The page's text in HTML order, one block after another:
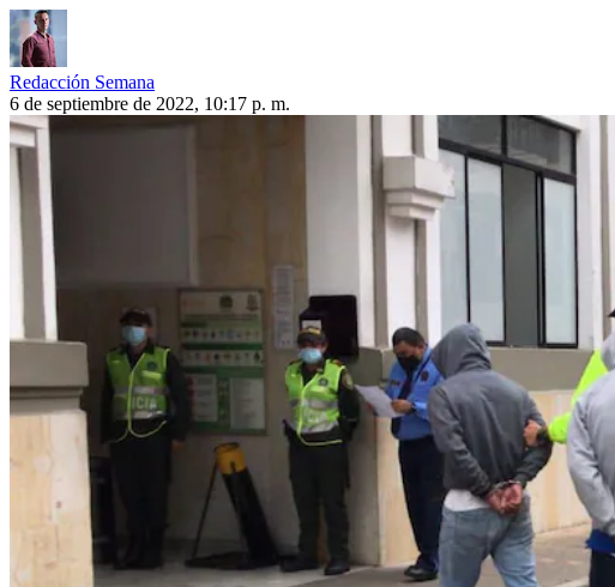
Redacción Semana
6 de septiembre de 2022, 10:17 p. m.